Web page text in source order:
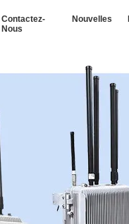
Contactez-
Nous
Nouvelles